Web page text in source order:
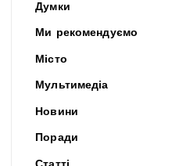
Думки
Ми рекомендуємо
Місто
Мультимедіа
Новини
Поради